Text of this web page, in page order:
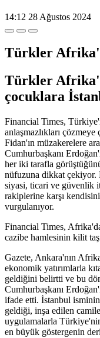
14:12 28 Ağustos 2024
Türkler
Türkler
çocuklara
Financial Times,
anlaşmazlıkları çözmeye
Fidan'ın müzakerelere
Cumhurbaşkanı
her iki tarafla
nüfuzuna dikkat
siyasi, ticari ve güvenlik
rakiplerine karşı
vurgulanıyor.
Financial Times,
cazibe hamlesinin kilit
Gazete, Ankara'nın
ekonomik yatırımlarla
geldiğini belirtti ve bu
Cumhurbaşkanı
ifade etti. İstanbul
geldiği, inşa edilen
uygulamalarla
en büyük göstergenin